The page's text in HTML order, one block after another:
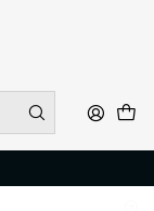
DESDE
MARINO T/52